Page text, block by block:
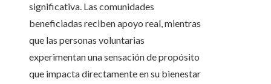
significativa. Las comunidades
beneficiadas reciben apoyo real, mientras
que las personas voluntarias
experimentan una sensación de propósito
que impacta directamente en su bienestar